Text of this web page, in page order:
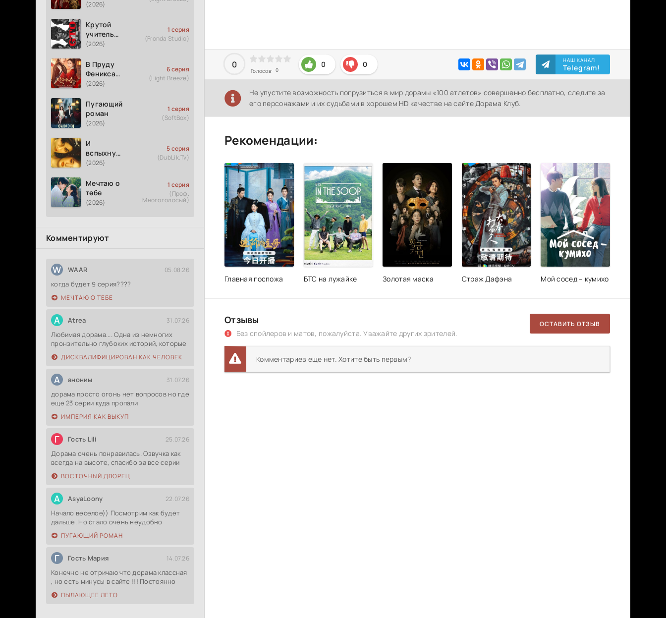
(2026)
Крутой
учитель
Онидзука
(2026)
(2026)
1 серия
(Fronda Studio)
В Пруду
Феникса
рождается
(2026)
6 серия
(Light Breeze)
Пугающий
роман
(2026)
1 серия
(SoftBox)
И
вспыхнуло
пламя
(2026)
5 серия
(DubLik.Tv)
Мечтаю о
тебе
(2026)
1 серия
(Проф.
Многоголосый)
Комментируют
W WAAR 05.08.26
когда будет 9 серия????
МЕЧТАЮ О ТЕБЕ
A Atrea 31.07.26
Любимая дорама.... Одна из немногих
пронзительно глубоких историй, которые
ДИСКВАЛИФИЦИРОВАН КАК ЧЕЛОВЕК
А аноним 31.07.26
дорама просто огонь нет вопросов но где
еще 23 серии куда пропали
ИМПЕРИЯ КАК ВЫКУП
Г Гость Lili 25.07.26
Дорама очень понравилась. Озвучка как
всегда на высоте, спасибо за все серии
ВОСТОЧНЫЙ ДВОРЕЦ
A AsyaLoony 22.07.26
Начало веселое)) Посмотрим как будет
дальше. Но стало очень неудобно
ПУГАЮЩИЙ РОМАН
Г Гость Мария 14.07.26
Конечно не отричаю что дорама классная
, но есть минусы в сайте !!! Постоянно
ПЫЛАЮЩЕЕ ЛЕТО
0
Голосов: 0
0 0 НАШ КАНАЛ
Telegram!
Не упустите возможность погрузиться в мир дорамы «100 атлетов» совершенно бесплатно, следите за
его персонажами и их судьбами в хорошем HD качестве на сайте Дорама Клуб.
Рекомендации:
Главная госпожа БТС на лужайке Золотая маска Страж Дафэна Мой сосед – кумихо
Отзывы
Без спойлеров и матов, пожалуйста. Уважайте других зрителей.
ОСТАВИТЬ ОТЗЫВ
Комментариев еще нет. Хотите быть первым?